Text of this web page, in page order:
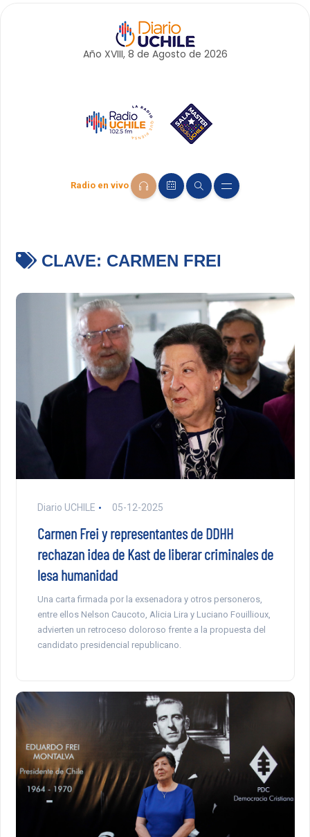
Año XVIII, 8 de Agosto de 2026
Radio en vivo
CLAVE: CARMEN FREI
Diario UCHILE 05-12-2025
Carmen Frei y representantes de DDHH
rechazan idea de Kast de liberar criminales de
lesa humanidad
Una carta firmada por la exsenadora y otros personeros,
entre ellos Nelson Caucoto, Alicia Lira y Luciano Fouillioux,
advierten un retroceso doloroso frente a la propuesta del
candidato presidencial republicano.